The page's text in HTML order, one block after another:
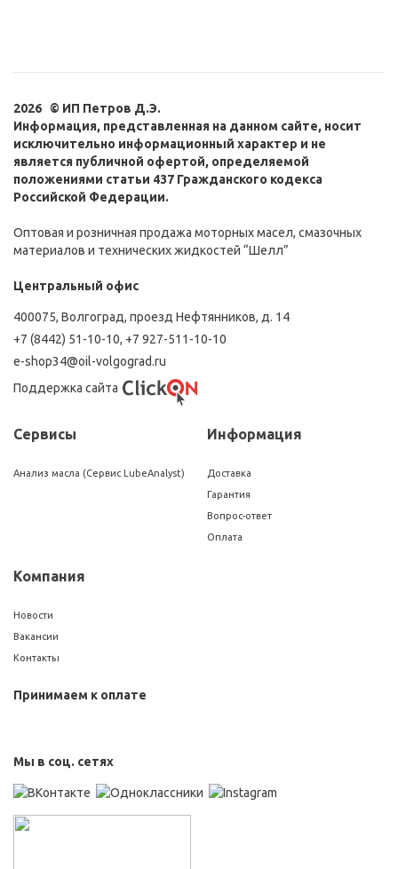
2026 © ИП Петров Д.Э.
Информация, представленная на данном сайте, носит
исключительно информационный характер и не
является публичной офертой, определяемой
положениями статьи 437 Гражданского кодекса
Российской Федерации.
Оптовая и розничная продажа моторных масел, смазочных
материалов и технических жидкостей “Шелл”
Центральный офис
400075, Волгоград, проезд Нефтянников, д. 14
+7 (8442) 51-10-10, +7 927-511-10-10
e-shop34@oil-volgograd.ru
Поддержка сайта
Сервисы
Анализ масла (Сервис LubeAnalyst)
Информация
Доставка
Гарантия
Вопрос-ответ
Оплата
Компания
Новости
Вакансии
Контакты
Принимаем к оплате
Мы в соц. сетях